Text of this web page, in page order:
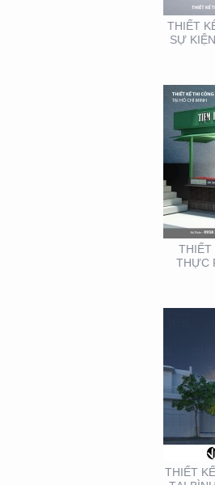
THIẾT
SỰ
THIẾT
THỰC
THIẾT